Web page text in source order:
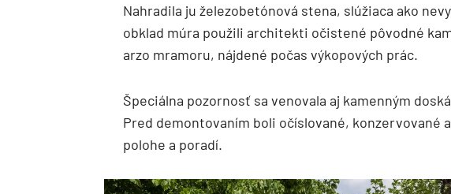
Nahradila ju železobetónová stena, slúžiaca ako
obklad múra použili architekti očistené pôvodné
arzo mramoru, nájdené počas výkopových prác.
Špeciálna pozornosť sa venovala aj kamenným
Pred demontovaním boli očíslované, konzervované
polohe a poradí.